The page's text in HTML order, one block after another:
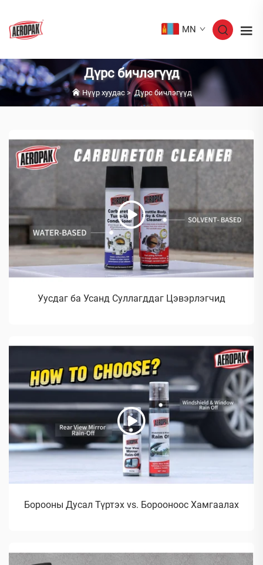
MN
Дүрс бичлэгүүд
Нүүр хуудас>Дүрс бичлэгүүд
Уусдаг ба Усанд Суллагддаг Цэвэрлэгчид
Борооны Дусал Түртэх vs. Борооноос Хамгаалах